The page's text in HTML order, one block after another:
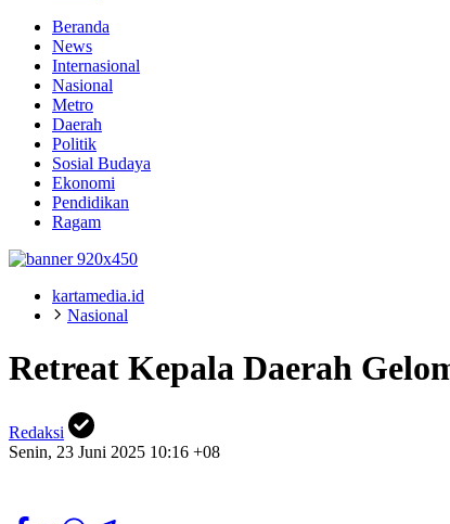
Beranda
News
Internasional
Nasional
Metro
Daerah
Politik
Sosial Budaya
Ekonomi
Pendidikan
Ragam
kartamedia.id
Nasional
Retreat Kepala Daerah
Redaksi
Senin, 23 Juni 2025 10:16 +08